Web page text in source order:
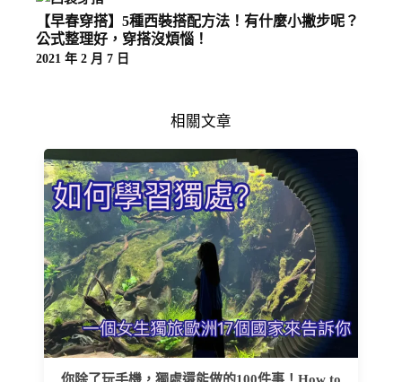
【早春穿搭】5種西裝搭配方法！有什麼小撇步呢？
公式整理好，穿搭沒煩惱！
2021 年 2 月 7 日
相關文章